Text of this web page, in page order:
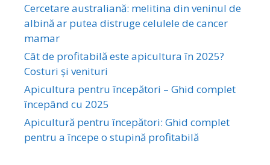
Cercetare australiană: melitina din veninul de
albină ar putea distruge celulele de cancer
mamar
Cât de profitabilă este apicultura în 2025?
Costuri și venituri
Apicultura pentru începători – Ghid complet
începând cu 2025
Apicultură pentru începători: Ghid complet
pentru a începe o stupină profitabilă